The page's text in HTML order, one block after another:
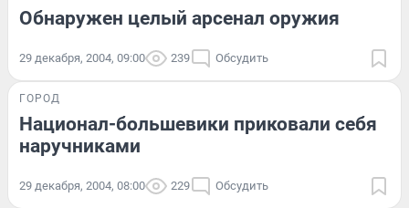
Обнаружен целый арсенал оружия
29 декабря, 2004, 09:00 239 Обсудить
ГОРОД
Национал-большевики приковали себя
наручниками
29 декабря, 2004, 08:00 229 Обсудить